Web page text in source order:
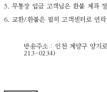
5. 무통장 입금 고객님은 환불 계좌
6. 교환/환불은 필히 고객센터로 연
반송주소 : 인천 계양구 양지
213-0234)